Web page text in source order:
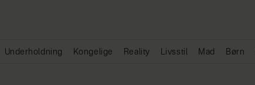
Underholdning Kongelige Reality Livsstil Mad Børn